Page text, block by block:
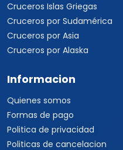
Cruceros Islas Griegas
Cruceros por Sudamérica
Cruceros por Asia
Cruceros por Alaska
Informacion
Quienes somos
Formas de pago
Politica de privacidad
Politicas de cancelacion